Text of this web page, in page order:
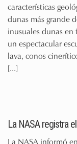
características
dunas más grande
inusuales dunas en
un espectacular
lava, conos
[...]
La NASA registra
La NASA informó